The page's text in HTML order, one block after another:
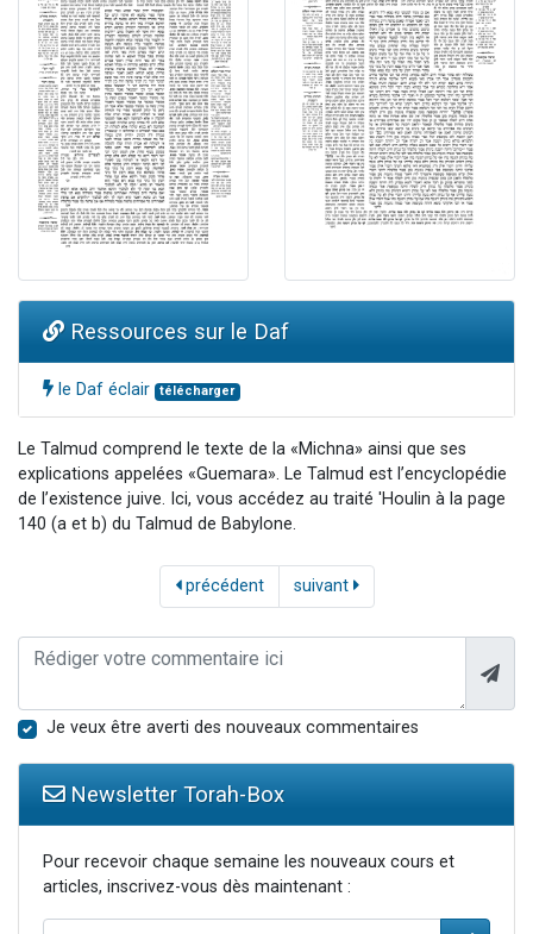
Ressources sur le Daf
le Daf éclair télécharger
Le Talmud comprend le texte de la «Michna» ainsi que ses
explications appelées «Guemara». Le Talmud est l’encyclopédie
de l’existence juive. Ici, vous accédez au traité 'Houlin à la page
140 (a et b) du Talmud de Babylone.
précédent suivant
Je veux être averti des nouveaux commentaires
Newsletter Torah-Box
Pour recevoir chaque semaine les nouveaux cours et
articles, inscrivez-vous dès maintenant :